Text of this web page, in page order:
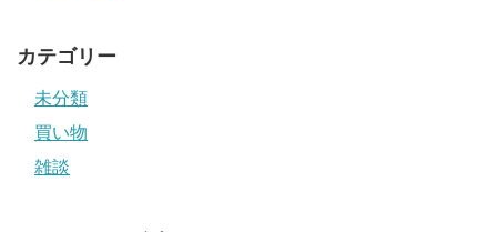
カテゴリー
未分類
買い物
雑談